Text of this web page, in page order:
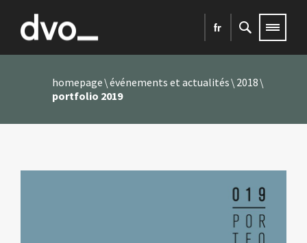
fr
homepage événements et actualités 2018
portfolio 2019